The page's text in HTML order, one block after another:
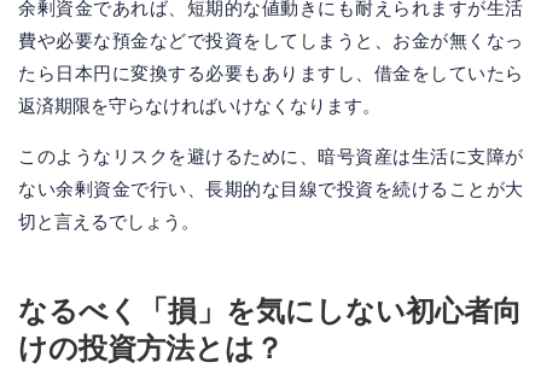
余剰資金であれば、短期的な値動きにも耐えられますが生活
費や必要な預金などで投資をしてしまうと、お金が無くなっ
たら日本円に変換する必要もありますし、借金をしていたら
返済期限を守らなければいけなくなります。
このようなリスクを避けるために、暗号資産は生活に支障が
ない余剰資金で行い、長期的な目線で投資を続けることが大
切と言えるでしょう。
なるべく「損」を気にしない初心者向
けの投資方法とは？